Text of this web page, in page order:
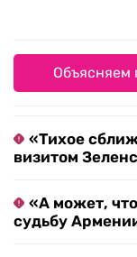
Объясняем
«Тихое
визитом
«А может,
судьбу